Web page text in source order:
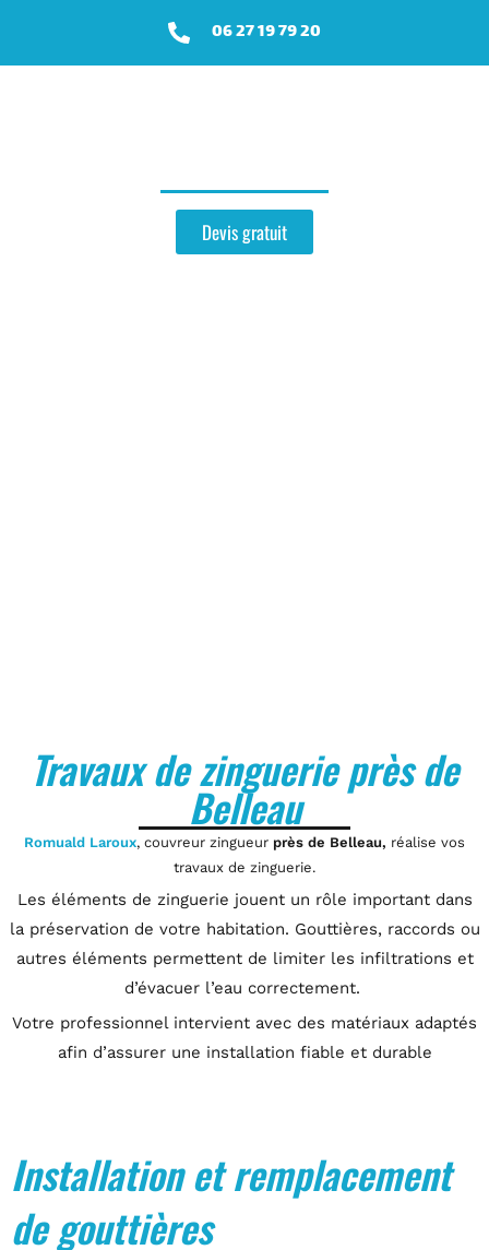
06 27 19 79 20
Devis gratuit
Travaux de zinguerie près de
Belleau
Romuald Laroux, couvreur zingueur près de Belleau, réalise vos
travaux de zinguerie.
Les éléments de zinguerie jouent un rôle important dans
la préservation de votre habitation. Gouttières, raccords ou
autres éléments permettent de limiter les infiltrations et
d’évacuer l’eau correctement.
Votre professionnel intervient avec des matériaux adaptés
afin d’assurer une installation fiable et durable
Installation et remplacement
de gouttières